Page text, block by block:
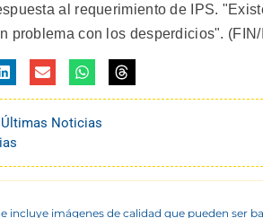
al requerimiento de IPS.
problema con los desperdicios".
Últimas Noticias
incluye imágenes de calidad que pueden ser